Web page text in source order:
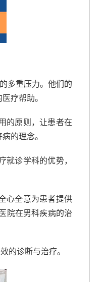
多重压力。他们的
疗帮助。
的原则，让患者在
的理念。
就诊学科的优势，
心全意为患者提供
院在男科疾病的治
的诊断与治疗。